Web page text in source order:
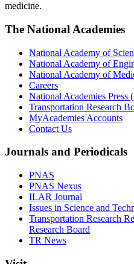
medicine.
The National Academies
National Academy of
National Academy of
National Academy of
Careers
National Academies Press
Transportation Research
MyAcademies Accounts
Contact Us
Journals and Periodicals
PNAS
PNAS Nexus
ILAR Journal
Issues in Science and
Transportation Research
Research Board
TR News